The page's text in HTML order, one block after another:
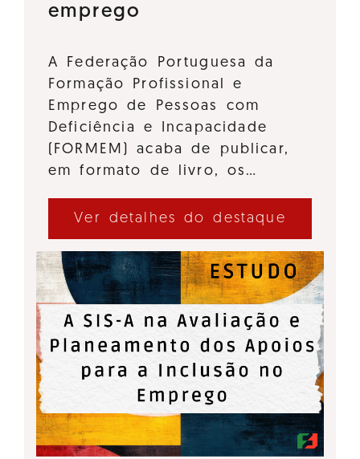
emprego
A Federação Portuguesa da
Formação Profissional e
Emprego de Pessoas com
Deficiência e Incapacidade
(FORMEM) acaba de publicar,
em formato de livro, os…
Ver detalhes do destaque